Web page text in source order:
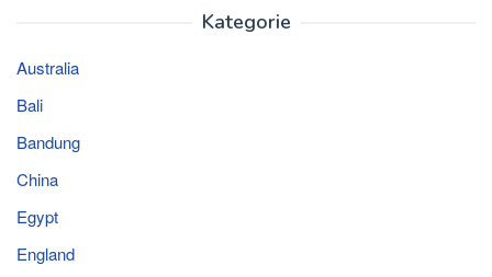
Kategorie
Australia
Bali
Bandung
China
Egypt
England